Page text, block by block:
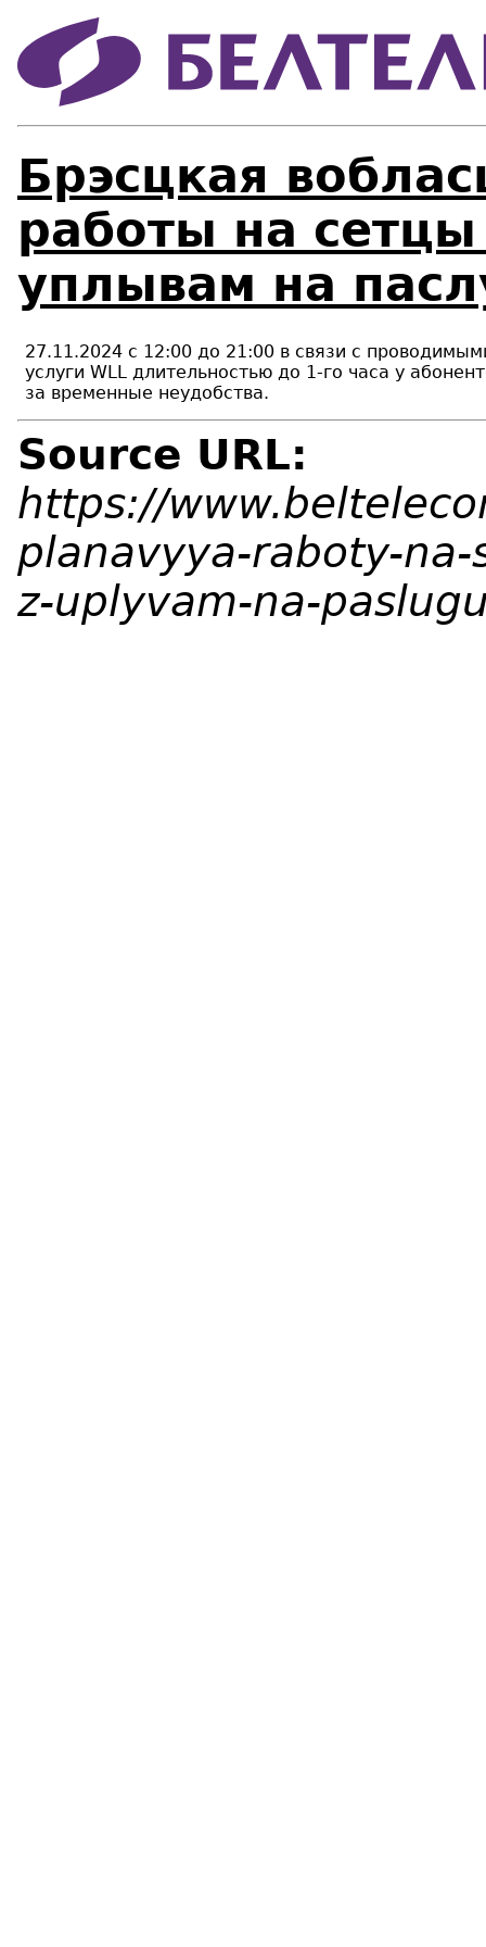
Брэсцкая
работы на
уплывам на
27.11.2024 с 12:00 до 21:00 в связи с
услуги WLL длительностью до 1-го часа у
за временные неудобства.
Source URL:
https://
planavyya-raboty-
z-uplyvam-na-